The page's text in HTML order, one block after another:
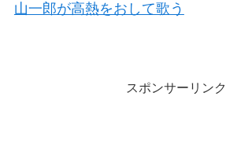
山一郎が高熱をおして歌う
スポンサーリンク